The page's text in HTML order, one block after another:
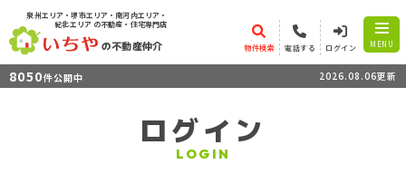
泉州エリア・堺市エリア・南河内エリア・
紀北エリア の不動産・住宅専門店
の不動産仲介 物件検索 電話する ログイン MENU
8050件公開中 2026.08.06更新
ログイン
LOGIN